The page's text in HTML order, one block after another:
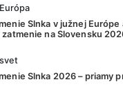
Slnka v južnej Európe
na Slovensku
Slnka 2026 – priamy